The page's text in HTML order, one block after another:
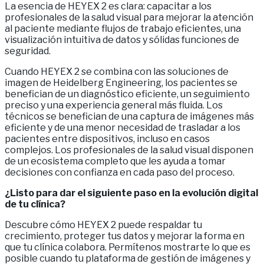
La esencia de HEYEX 2 es clara: capacitar a los
profesionales de la salud visual para mejorar la atención
al paciente mediante flujos de trabajo eficientes, una
visualización intuitiva de datos y sólidas funciones de
seguridad.
Cuando HEYEX 2 se combina con las soluciones de
imagen de Heidelberg Engineering, los pacientes se
benefician de un diagnóstico eficiente, un seguimiento
preciso y una experiencia general más fluida. Los
técnicos se benefician de una captura de imágenes más
eficiente y de una menor necesidad de trasladar a los
pacientes entre dispositivos, incluso en casos
complejos. Los profesionales de la salud visual disponen
de un ecosistema completo que les ayuda a tomar
decisiones con confianza en cada paso del proceso.
¿Listo para dar el siguiente paso en la evolución digital
de tu clínica?
Descubre cómo HEYEX 2 puede respaldar tu
crecimiento, proteger tus datos y mejorar la forma en
que tu clínica colabora. Permítenos mostrarte lo que es
posible cuando tu plataforma de gestión de imágenes y